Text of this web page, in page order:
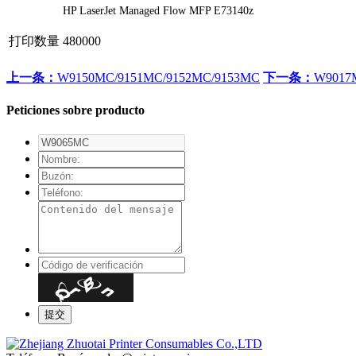
HP LaserJet Managed Flow MFP E73140z
打印数量 480000
上一条： W9150MC/9151MC/9152MC/9153MC 下一条：
Peticiones sobre producto